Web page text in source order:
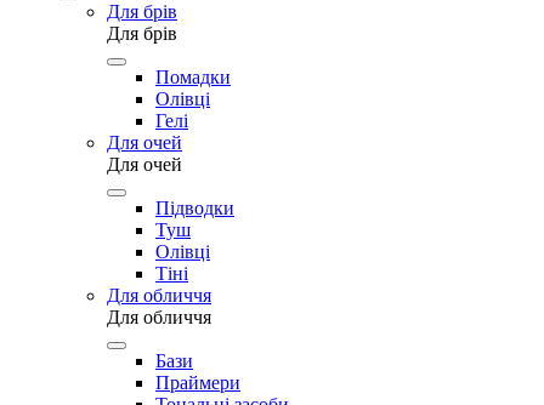
Для брів
Для брів
Помадки
Олівці
Гелі
Для очей
Для очей
Підводки
Туш
Олівці
Тіні
Для обличчя
Для обличчя
Бази
Праймери